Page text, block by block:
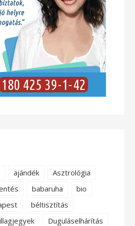
ajándék
Asztrológia
babaruha
bio
béltisztítás
Duguláselhárítás